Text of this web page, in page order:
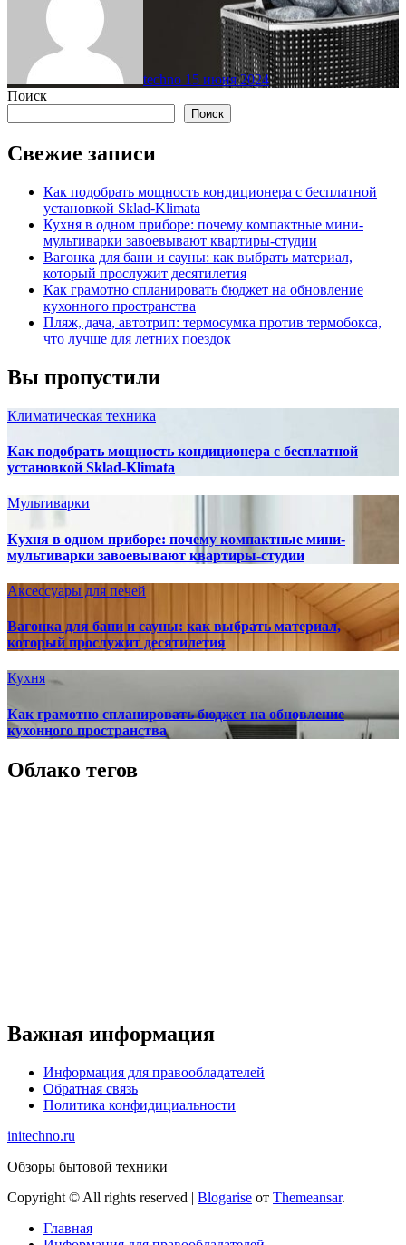
techno 15 июня 2024
Поиск
Поиск
Свежие записи
Как подобрать мощность кондиционера с бесплатной
установкой Sklad-Klimata
Кухня в одном приборе: почему компактные мини-
мультиварки завоевывают квартиры-студии
Вагонка для бани и сауны: как выбрать материал,
который прослужит десятилетия
Как грамотно спланировать бюджет на обновление
кухонного пространства
Пляж, дача, автотрип: термосумка против термобокса,
что лучше для летних поездок
Вы пропустили
Климатическая техника
Как подобрать мощность кондиционера с бесплатной
установкой Sklad-Klimata
Мультиварки
Кухня в одном приборе: почему компактные мини-
мультиварки завоевывают квартиры-студии
Аксессуары для печей
Вагонка для бани и сауны: как выбрать материал,
который прослужит десятилетия
Кухня
Как грамотно спланировать бюджет на обновление
кухонного пространства
Облако тегов
Важная информация
Информация для правообладателей
Обратная связь
Политика конфидициальности
initechno.ru
Обзоры бытовой техники
Copyright © All rights reserved | Blogarise от Themeansar.
Главная